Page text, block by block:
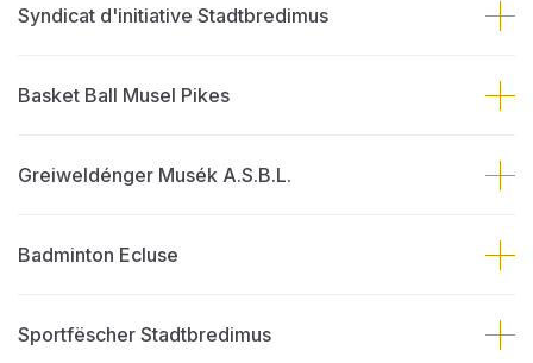
Syndicat d'initiative Stadtbredimus
Basket Ball Musel Pikes
Greiweldénger Musék A.S.B.L.
Badminton Ecluse
Sportfëscher Stadtbredimus